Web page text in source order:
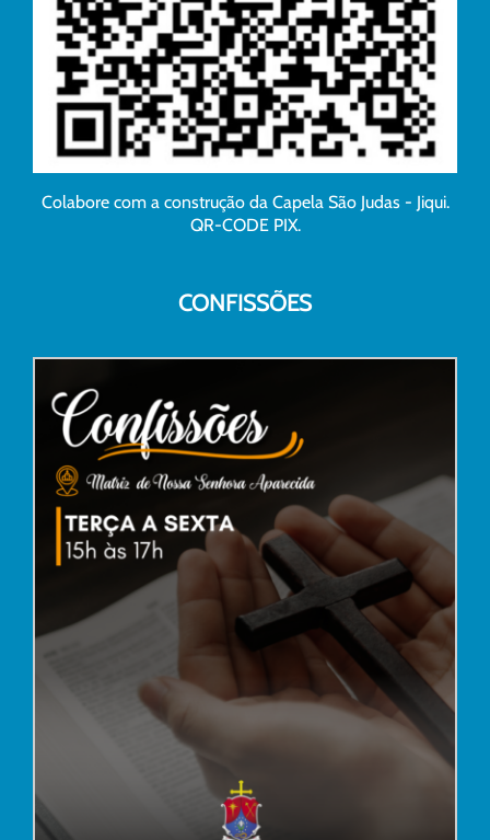
Colabore com a construção da Capela São Judas - Jiqui.
QR-CODE PIX.
CONFISSÕES